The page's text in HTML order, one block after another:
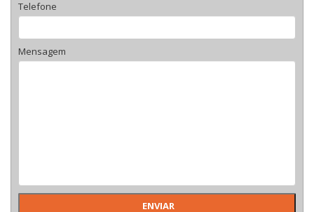
Telefone
Mensagem